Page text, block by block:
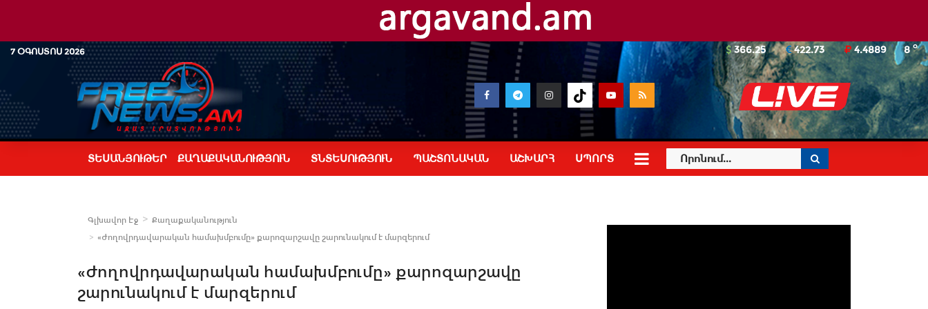
7 ՕԳՈՍՏՈՍ 2026 8o
366.25 422.73 4.4889
ՏԵՍԱՆՅՈՒԹԵՐ ՔԱՂԱՔԱԿԱՆՈՒԹՅՈՒՆ ՏՆՏԵՍՈՒԹՅՈՒՆ ՊԱՇՏՈՆԱԿԱՆ ԱՇԽԱՐՀ ՍՊՈՐՏ
Գլխավոր Էջ
Քաղաքականություն
«Ժողովրդավարական համախմբումը» քարոզարշավը շարունակում է մարզերում
«Ժողովրդավարական համախմբումը» քարոզարշավը
շարունակում է մարզերում